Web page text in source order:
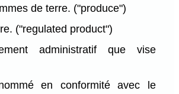
de terre. ("produce")
("regulated product")
administratif que vise
en conformité avec le